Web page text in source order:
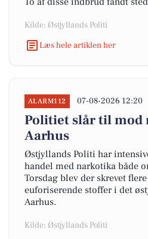
Kilde: Østjyllands Politi
Læs hele artiklen her
ALARM112 07-08-2026 12:20
Politiet slår til mod
Aarhus
Østjyllands Politi har
handel med narkotika både
Torsdag blev der skrevet
euforiserende stoffer i det
Aarhus.
Kilde: Østjyllands Politi